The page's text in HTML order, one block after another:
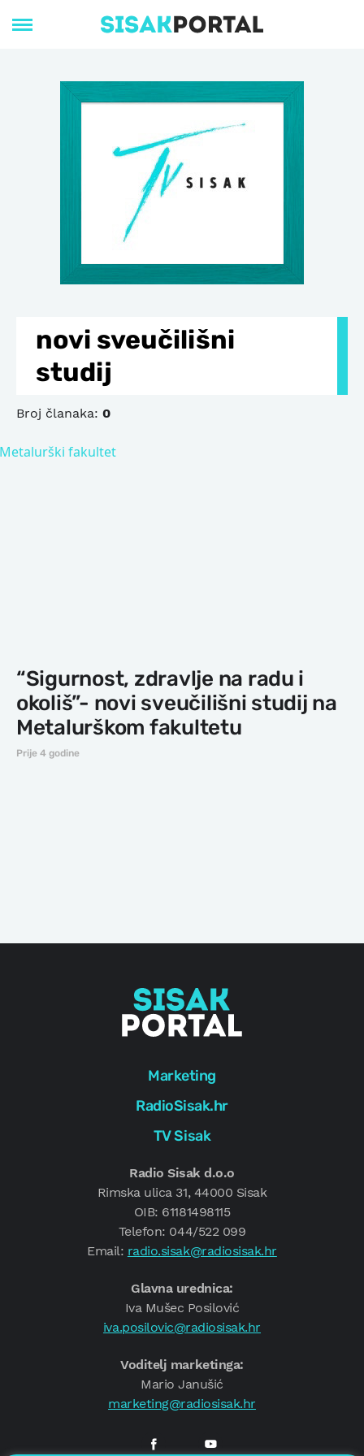
novi sveučilišni
studij
Broj članaka: 0
“Sigurnost, zdravlje na radu i
okoliš”- novi sveučilišni studij na
Metalurškom fakultetu
Prije 4 godine
Marketing
RadioSisak.hr
TV Sisak
Radio Sisak d.o.o
Rimska ulica 31, 44000 Sisak
OIB: 61181498115
Telefon: 044/522 099
Email: radio.sisak@radiosisak.hr
Glavna urednica:
Iva Mušec Posilović
iva.posilovic@radiosisak.hr
Voditelj marketinga:
Mario Janušić
marketing@radiosisak.hr